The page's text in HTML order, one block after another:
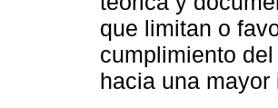
que limitan o
cumplimiento
hacia una